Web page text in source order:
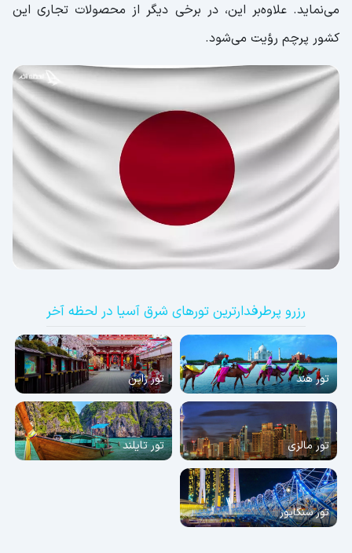
می‌نماید. علاوه‌بر این، در برخی دیگر از محصولات تجاری این
کشور پرچم رؤیت می‌شود.
رزرو پرطرفدارترین تورهای شرق آسیا در لحظه آخر
تور هند تور ژاپن
تور مالزی تور تایلند
تور سنگاپور